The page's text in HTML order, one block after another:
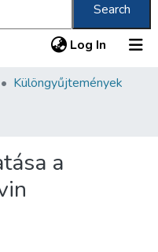
Search
Log In (current)
Különgyűjtemények
a